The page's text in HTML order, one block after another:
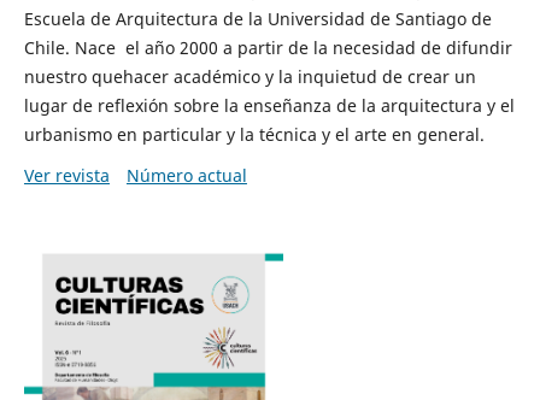
Escuela de Arquitectura de la Universidad de Santiago de
Chile. Nace el año 2000 a partir de la necesidad de difundir
nuestro quehacer académico y la inquietud de crear un
lugar de reflexión sobre la enseñanza de la arquitectura y el
urbanismo en particular y la técnica y el arte en general.
Ver revista
Número actual